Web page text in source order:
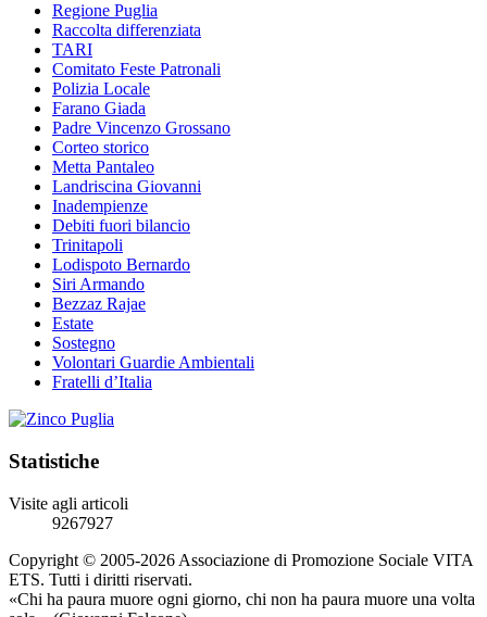
Regione Puglia
Raccolta differenziata
TARI
Comitato Feste Patronali
Polizia Locale
Farano Giada
Padre Vincenzo Grossano
Corteo storico
Metta Pantaleo
Landriscina Giovanni
Inadempienze
Debiti fuori bilancio
Trinitapoli
Lodispoto Bernardo
Siri Armando
Bezzaz Rajae
Estate
Sostegno
Volontari Guardie Ambientali
Fratelli d’Italia
Statistiche
Visite agli articoli
9267927
Copyright © 2005-2026 Associazione di Promozione Sociale VITA
ETS. Tutti i diritti riservati.
«Chi ha paura muore ogni giorno, chi non ha paura muore una volta